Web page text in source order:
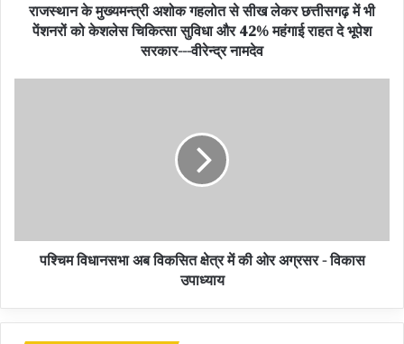
राजस्थान के मुख्यमन्त्री अशोक गहलोत से सीख लेकर छत्तीसगढ़ में भी
पेंशनरों को केशलेस चिकित्सा सुविधा और 42% महंगाई राहत दे भूपेश
सरकार---वीरेन्द्र नामदेव
पश्चिम विधानसभा अब विकसित क्षेत्र में की ओर अग्रसर - विकास
उपाध्याय